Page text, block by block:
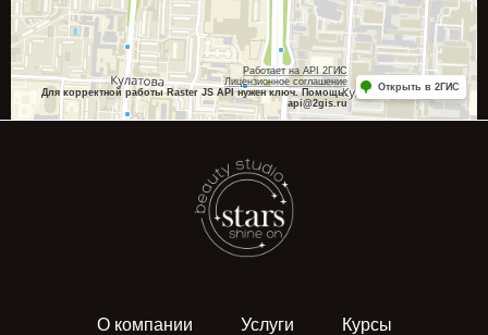
Работает на API 2ГИС
Лицензионное соглашение
Для корректной работы Raster JS API нужен ключ. Помощь:
api@2gis.ru
Открыть в 2ГИС
О компании Услуги Курсы